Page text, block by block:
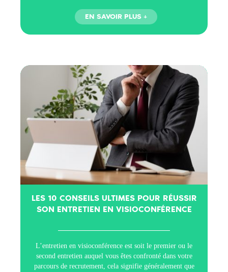
LES 10 CONSEILS ULTIMES POUR RÉUSSIR
SON ENTRETIEN EN VISIOCONFÉRENCE
L’entretien en visioconférence est soit le premier ou le
second entretien auquel vous êtes confronté dans votre
parcours de recrutement, cela signifie généralement que